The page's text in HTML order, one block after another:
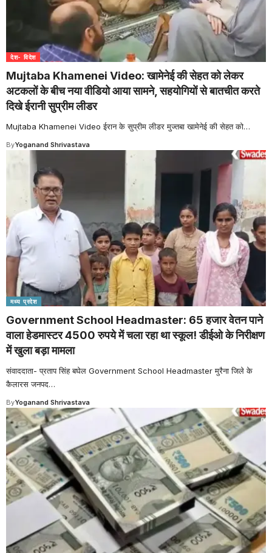
देश- विदेश
Mujtaba Khamenei Video: खामेनेई की सेहत को लेकर
अटकलों के बीच नया वीडियो आया सामने, सहयोगियों से बातचीत करते
दिखे ईरानी सुप्रीम लीडर
Mujtaba Khamenei Video ईरान के सुप्रीम लीडर मुज्तबा खामेनेई की सेहत को…
ByYoganand Shrivastava
मध्य प्रदेश
Government School Headmaster: 65 हजार वेतन पाने
वाला हेडमास्टर 4500 रुपये में चला रहा था स्कूल! डीईओ के निरीक्षण
में खुला बड़ा मामला
संवाददाता- प्रताप सिंह बघेल Government School Headmaster मुरैना जिले के
कैलारस जनपद…
ByYoganand Shrivastava